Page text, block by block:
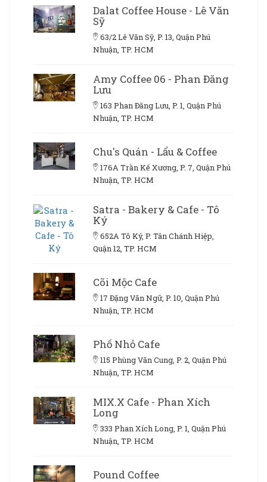
Dalat Coffee House - Lê Văn
Sỹ
63/2 Lê Văn Sỹ, P. 13, Quận Phú
Nhuận, TP. HCM
Amy Coffee 06 - Phan Đăng
Lưu
163 Phan Đăng Lưu, P. 1, Quận Phú
Nhuận, TP. HCM
Chu's Quán - Lẩu & Coffee
176A Trần Kế Xương, P. 7, Quận Phú
Nhuận, TP. HCM
Satra - Bakery & Cafe - Tô
Ký
652A Tô Ký, P. Tân Chánh Hiệp,
Quận 12, TP. HCM
Cõi Mộc Cafe
17 Đặng Văn Ngữ, P. 10, Quận Phú
Nhuận, TP. HCM
Phố Nhỏ Cafe
115 Phùng Văn Cung, P. 2, Quận Phú
Nhuận, TP. HCM
MIX.X Cafe - Phan Xích
Long
333 Phan Xích Long, P. 1, Quận Phú
Nhuận, TP. HCM
Pound Coffee